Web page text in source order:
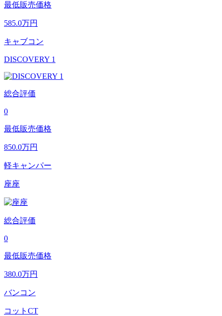
最低販売価格
585.0万円
キャブコン
DISCOVERY 1
総合評価
0
最低販売価格
850.0万円
軽キャンパー
座座
総合評価
0
最低販売価格
380.0万円
バンコン
コットCT